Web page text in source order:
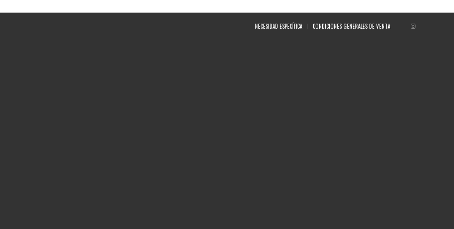
NECESIDAD ESPECÍFICA CONDICIONES GENERALES DE VENTA